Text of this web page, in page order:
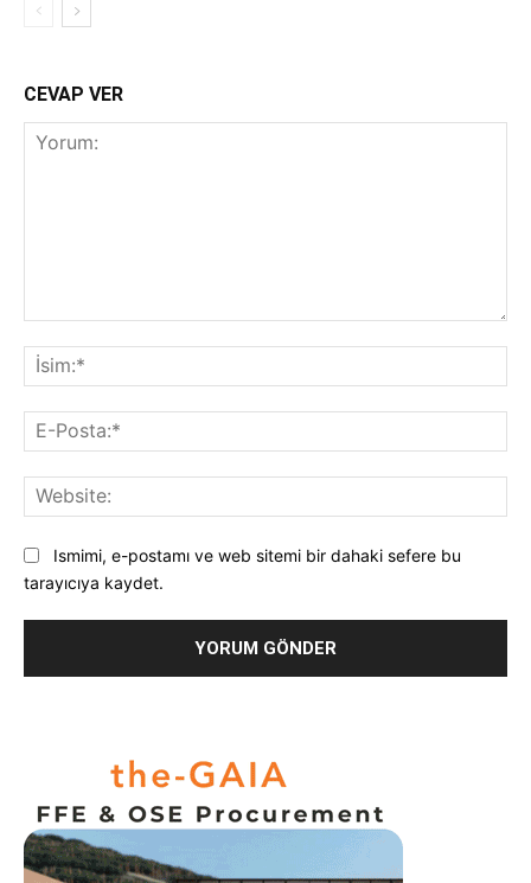
CEVAP VER
Ismimi, e-postamı ve web sitemi bir dahaki sefere bu
tarayıcıya kaydet.